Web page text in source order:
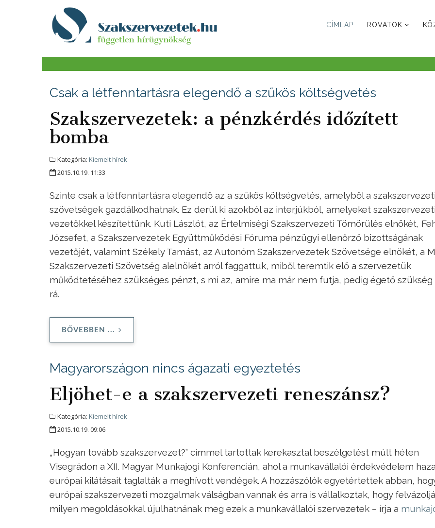
CÍMLAP ROVATOK
Csak a létfenntartásra elegendő a szűkös költségvetés
Szakszervezetek: a pénzkérdés időzített
bomba
Kategória: Kiemelt hírek
2015.10.19. 11:33
Szinte csak a létfenntartásra elegendő az a szűkös költségvetés, amelyből a
szövetségek gazdálkodhatnak. Ez derül ki azokból az interjúkból, amelyeket
vezetőkkel készítettünk. Kuti Lászlót, az Értelmiségi Szakszervezeti Tömörülés elnökét,
Józsefet, a Szakszervezetek Együttműködési Fóruma pénzügyi ellenőrző bizottságának
vezetőjét, valamint Székely Tamást, az Autonóm Szakszervezetek Szövetsége elnökét, a
Szakszervezeti Szövetség alelnökét arról faggattuk, miből teremtik elő a szervezetük
működtetéséhez szükséges pénzt, s mi az, amire ma már nem futja, pedig égető szükség
rá.
BŐVEBBEN ...
Magyarországon nincs ágazati egyeztetés
Eljöhet-e a szakszervezeti reneszánsz?
Kategória: Kiemelt hírek
2015.10.19. 09:06
„Hogyan tovább szakszervezet?” címmel tartottak kerekasztal beszélgetést múlt héten
Visegrádon a XII. Magyar Munkajogi Konferencián, ahol a munkavállalói érdekvédelem
európai kilátásait taglalták a meghívott vendégek. A hozzászólók egyetértettek abban,
európai szakszervezeti mozgalmak válságban vannak és arra is vállalkoztak, hogy
milyen megoldásokkal újulhatnának meg ezek a munkavállalói szervezetek – írja a